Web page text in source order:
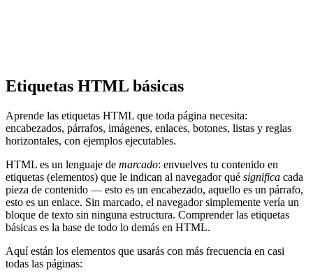
Etiquetas HTML básicas
Aprende las etiquetas HTML que toda página necesita:
encabezados, párrafos, imágenes, enlaces, botones, listas y reglas
horizontales, con ejemplos ejecutables.
HTML es un lenguaje de marcado: envuelves tu contenido en
etiquetas (elementos) que le indican al navegador qué significa cada
pieza de contenido — esto es un encabezado, aquello es un párrafo,
esto es un enlace. Sin marcado, el navegador simplemente vería un
bloque de texto sin ninguna estructura. Comprender las etiquetas
básicas es la base de todo lo demás en HTML.
Aquí están los elementos que usarás con más frecuencia en casi
todas las páginas: